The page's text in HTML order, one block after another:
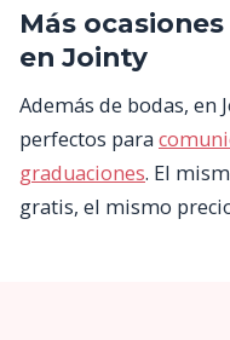
Más
en Jointy
Además de bodas, en
perfectos para
graduaciones. El
gratis, el mismo